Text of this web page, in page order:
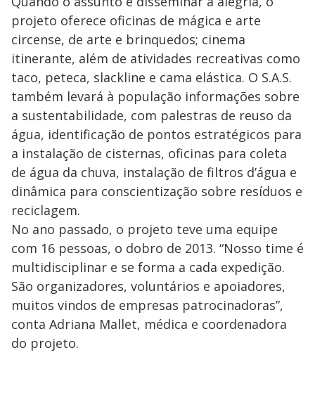
projeto oferece oficinas de mágica e arte
circense, de arte e brinquedos; cinema
itinerante, além de atividades recreativas como
taco, peteca, slackline e cama elástica. O S.A.S.
também levará à população informações sobre
a sustentabilidade, com palestras de reuso da
água, identificação de pontos estratégicos para
a instalação de cisternas, oficinas para coleta
de água da chuva, instalação de filtros d’água e
dinâmica para conscientização sobre resíduos e
reciclagem.
No ano passado, o projeto teve uma equipe
com 16 pessoas, o dobro de 2013. “Nosso time é
multidisciplinar e se forma a cada expedição.
São organizadores, voluntários e apoiadores,
muitos vindos de empresas patrocinadoras”,
conta Adriana Mallet, médica e coordenadora
do projeto.